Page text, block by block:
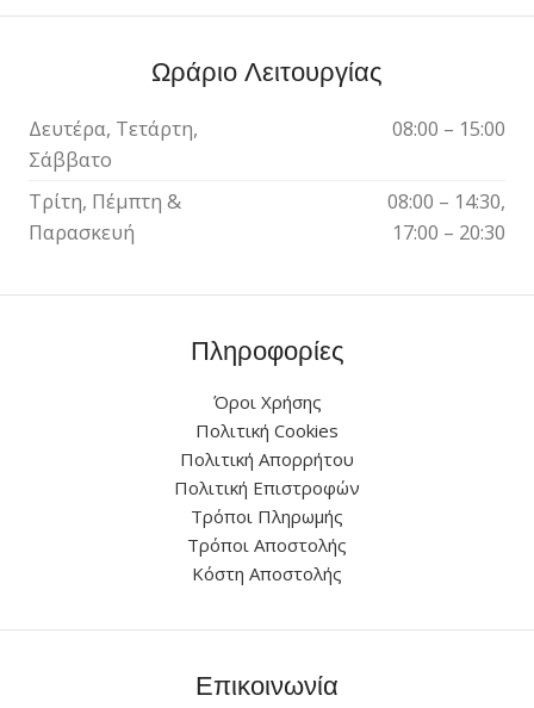
Ωράριο Λειτουργίας
Δευτέρα, Τετάρτη,
Σάββατο
08:00 – 15:00
Τρίτη, Πέμπτη &
Παρασκευή
08:00 – 14:30,
17:00 – 20:30
Πληροφορίες
Όροι Χρήσης
Πολιτική Cookies
Πολιτική Απορρήτου
Πολιτική Επιστροφών
Τρόποι Πληρωμής
Τρόποι Αποστολής
Κόστη Αποστολής
Επικοινωνία